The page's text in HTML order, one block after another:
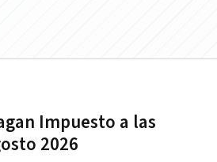
Impuesto a las
2026